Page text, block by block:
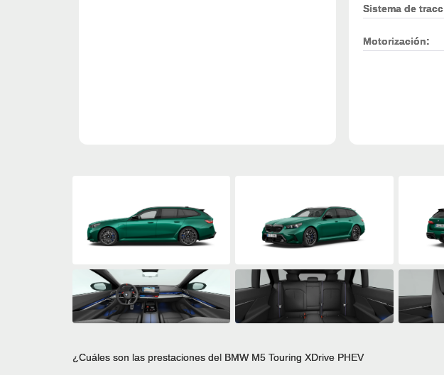
Sistema de
Motorización:
¿Cuáles son las prestaciones del BMW M5 Touring XDrive PHEV